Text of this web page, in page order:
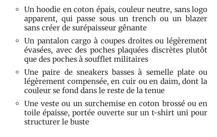
Un hoodie en coton épais, couleur neutre, sans logo
apparent, qui passe sous un trench ou un blazer
sans créer de surépaisseur gênante
Un pantalon cargo à coupes droites ou légèrement
évasées, avec des poches plaquées discrètes plutôt
que des poches à soufflet militaires
Une paire de sneakers basses à semelle plate ou
légèrement compensée, en cuir ou en daim, dont la
couleur se fond dans le reste de la tenue
Une veste ou un surchemise en coton brossé ou en
toile épaisse, portée ouverte sur un t-shirt uni pour
structurer le buste